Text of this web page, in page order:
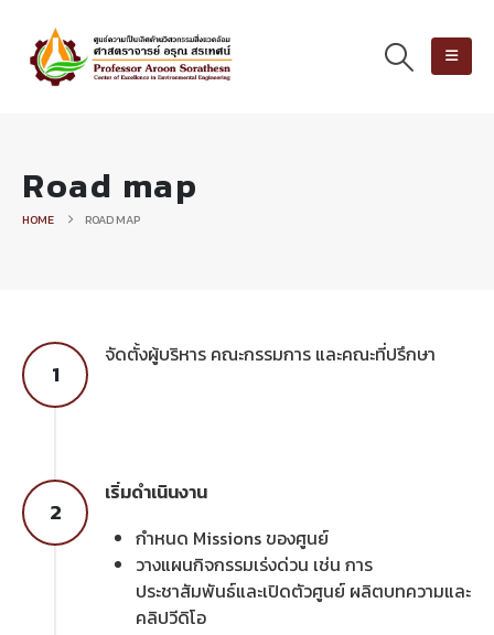
Road map
HOME ROAD MAP
1
จัดตั้งผู้บริหาร คณะกรรมการ และคณะที่ปรึกษา
2
เริ่มดำเนินงาน
กำหนด Missions ของศูนย์
วางแผนกิจกรรมเร่งด่วน เช่น การ
ประชาสัมพันธ์และเปิดตัวศูนย์ ผลิตบทความและ
คลิปวีดิโอ